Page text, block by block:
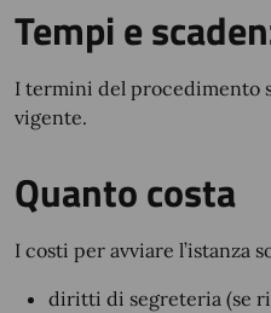
Tempi e
I termini del procedimento
vigente.
Quanto costa
I costi per avviare l’istanza
diritti di segreteria (se